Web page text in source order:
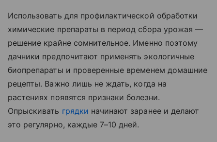
Использовать для профилактической обработки
химические препараты в период сбора урожая —
решение крайне сомнительное. Именно поэтому
дачники предпочитают применять экологичные
биопрепараты и проверенные временем домашние
рецепты. Важно лишь не ждать, когда на
растениях появятся признаки болезни.
Опрыскивать грядки начинают заранее и делают
это регулярно, каждые 7–10 дней.